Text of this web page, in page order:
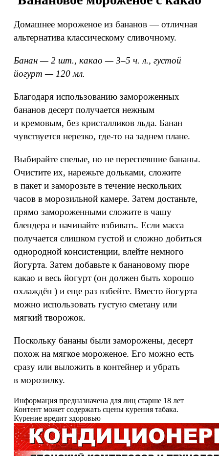
Домашнее мороженое из бананов — отличная
альтернатива классическому сливочному.
Банан — 2 шт., какао — 3–5 ч. л., густой
йогурт — 120 мл.
Благодаря использованию замороженных
бананов десерт получается нежным
и кремовым, без кристалликов льда. Банан
чувствуется нерезко, где‑то на заднем плане.
Выбирайте спелые, но не переспевшие бананы.
Очистите их, нарежьте дольками, сложите
в пакет и заморозьте в течение нескольких
часов в морозильной камере. Затем достаньте,
прямо замороженными сложите в чашу
блендера и начинайте взбивать. Если масса
получается слишком густой и сложно добиться
однородной консистенции, влейте немного
йогурта. Затем добавьте к банановому пюре
какао и весь йогурт (он должен быть хорошо
охлаждён ) и еще раз взбейте. Вместо йогурта
можно использовать густую сметану или
мягкий творожок.
Поскольку бананы были заморожены, десерт
похож на мягкое мороженое. Его можно есть
сразу или выложить в контейнер и убрать
в морозилку.
Информация предназначена для лиц старше 18 лет
Контент может содержать сцены курения табака.
Курение вредит здоровью